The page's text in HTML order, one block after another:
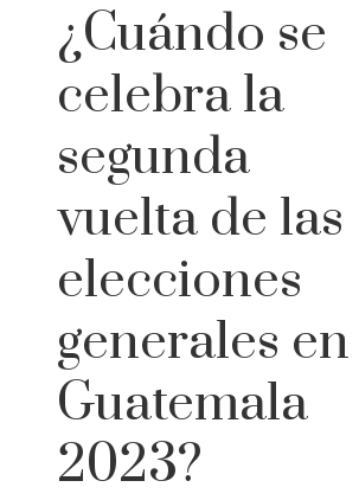
¿Cuándo se
celebra la
segunda
vuelta de las
elecciones
generales en
Guatemala
2023?